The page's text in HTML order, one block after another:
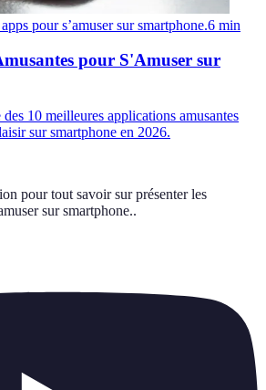
pour s’amuser sur smartphone.6 min
pour S'Amuser sur
10 meilleures applications amusantes
sur smartphone en 2026.
pour tout savoir sur présenter les
sur smartphone..